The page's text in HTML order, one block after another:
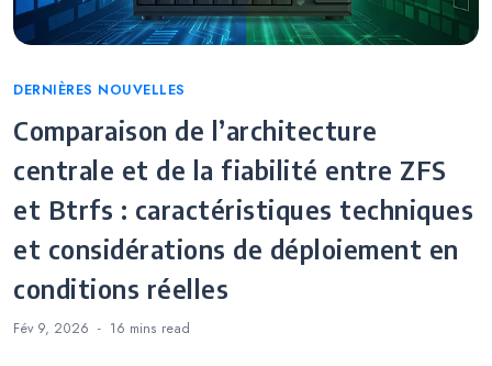
Categories
DERNIÈRES NOUVELLES
Comparaison de l’architecture
centrale et de la fiabilité entre ZFS
et Btrfs : caractéristiques techniques
et considérations de déploiement en
conditions réelles
Fév 9, 2026 16 mins read